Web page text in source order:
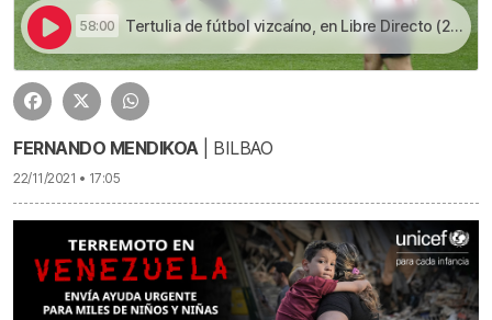
58:00 Tertulia de fútbol vizcaíno, en Libre Directo (22-11-21) | Tertulia de fútbol vizcaíno, en Libre Directo (22-11-21)
FERNANDO MENDIKOA| BILBAO
22/11/2021 • 17:05